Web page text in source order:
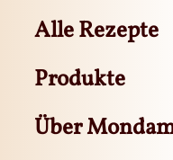
Alle Rezepte
Produkte
Über